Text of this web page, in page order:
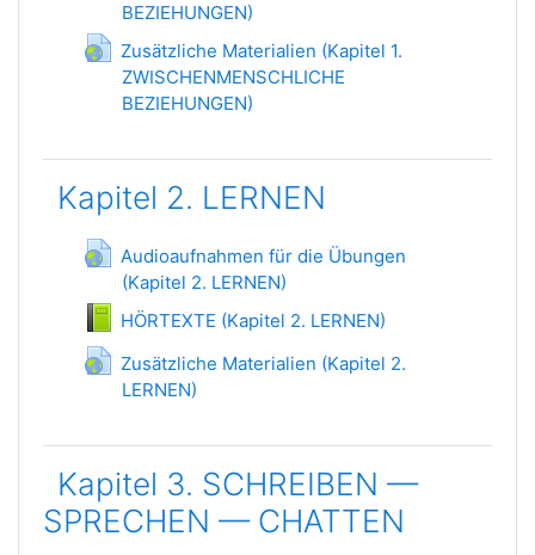
BEZIEHUNGEN)
Книга
Zusätzliche Materialien (Kapitel 1.
ZWISCHENMENSCHLICHE
BEZIEHUNGEN)Гиперссылка
Kapitel 2. LERNEN
Audioaufnahmen für die Übungen
(Kapitel 2. LERNEN)Гиперссылка
HÖRTEXTE (Kapitel 2. LERNEN)
Книга
Zusätzliche Materialien (Kapitel 2.
LERNEN)Гиперссылка
Kapitel 3. SCHREIBEN —
SPRECHEN — CHATTEN